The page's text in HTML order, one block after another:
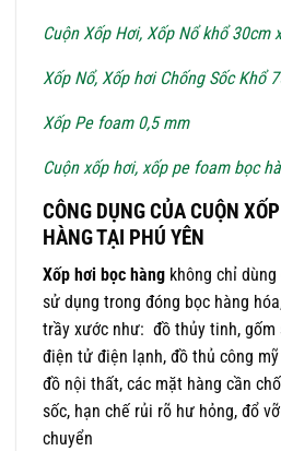
Cuộn Xốp Hơi, Xốp Nổ khổ 30cm
Xốp Nổ, Xốp hơi Chống Sốc Khổ
Xốp Pe foam 0,5 mm
Cuộn xốp hơi, xốp pe foam bọc
CÔNG DỤNG CỦA CUỘN
HÀNG TẠI PHÚ YÊN
Xốp hơi bọc hàng không chỉ
sử dụng trong đóng bọc hàng
trầy xước như: đồ thủy tinh, gốm
điện tử điện lạnh, đồ thủ công
đồ nội thất, các mặt hàng cần
sốc, hạn chế rủi rõ hư hỏng, đổ
chuyển